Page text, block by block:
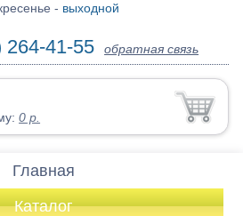
- выходной
264-41-55 обратная связь
0 р.
Главная
Каталог